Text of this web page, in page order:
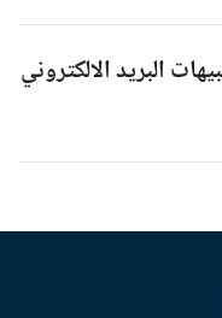
البريد الالكتروني